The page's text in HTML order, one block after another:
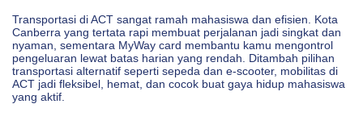
Transportasi di ACT sangat ramah mahasiswa dan efisien. Kota
Canberra yang tertata rapi membuat perjalanan jadi singkat dan
nyaman, sementara MyWay card membantu kamu mengontrol
pengeluaran lewat batas harian yang rendah. Ditambah pilihan
transportasi alternatif seperti sepeda dan e‑scooter, mobilitas di
ACT jadi fleksibel, hemat, dan cocok buat gaya hidup mahasiswa
yang aktif.